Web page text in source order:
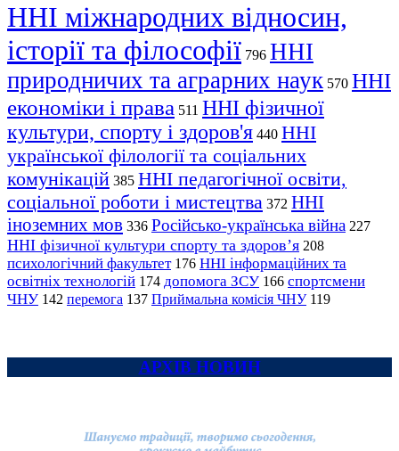
ННІ міжнародних відносин,
історії та філософії 796 ННІ
природничих та аграрних наук 570 ННІ
економіки і права 511 ННІ фізичної
культури, спорту і здоров'я 440 ННІ
української філології та соціальних
комунікацій 385 ННІ педагогічної освіти,
соціальної роботи і мистецтва 372 ННІ
іноземних мов 336 Російсько-українська війна 227
ННІ фізичної культури спорту та здоров’я 208
психологічний факультет 176 ННІ інформаційних та
освітніх технологій 174 допомога ЗСУ 166 спортсмени
ЧНУ 142 перемога 137 Приймальна комісія ЧНУ 119
АРХІВ НОВИН